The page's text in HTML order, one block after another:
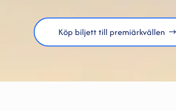
Köp biljett till premiärkvällen